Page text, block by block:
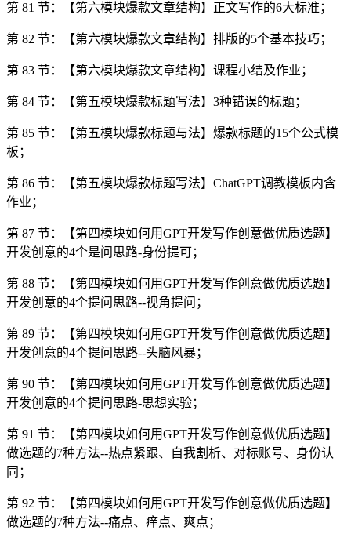
第 81 节：【第六模块爆款文章结构】正文写作的6大标准；
第 82 节：【第六模块爆款文章结构】排版的5个基本技巧；
第 83 节：【第六模块爆款文章结构】课程小结及作业；
第 84 节：【第五模块爆款标题写法】3种错误的标题；
第 85 节：【第五模块爆款标题与法】爆款标题的15个公式模
板；
第 86 节：【第五模块爆款标题写法】ChatGPT调教模板内含
作业；
第 87 节：【第四模块如何用GPT开发写作创意做优质选题】
开发创意的4个是问思路-身份提可；
第 88 节：【第四模块如何用GPT开发写作创意做优质选题】
开发创意的4个提问思路--视角提问；
第 89 节：【第四模块如何用GPT开发写作创意做优质选题】
开发创意的4个提问思路--头脑风暴；
第 90 节：【第四模块如何用GPT开发写作创意做优质选题】
开发创意的4个提问思路-思想实验；
第 91 节：【第四模块如何用GPT开发写作创意做优质选题】
做选题的7种方法--热点紧跟、自我割析、对标账号、身份认
同；
第 92 节：【第四模块如何用GPT开发写作创意做优质选题】
做选题的7种方法--痛点、痒点、爽点；